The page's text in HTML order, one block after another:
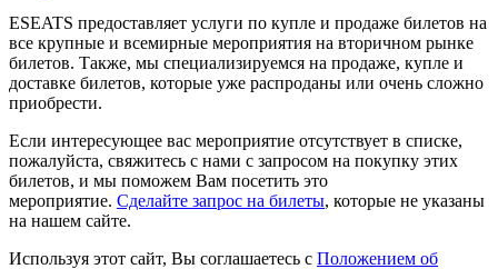
ESEATS предоставляет услуги по купле и продаже билетов на
все крупные и всемирные мероприятия на вторичном рынке
билетов. Также, мы специализируемся на продаже, купле и
доставке билетов, которые уже распроданы или очень сложно
приобрести.
Если интересующее вас мероприятие отсутствует в списке,
пожалуйста, свяжитесь с нами с запросом на покупку этих
билетов, и мы поможем Вам посетить это
мероприятие. Cделайте запрос на билеты, которые не указаны
на нашем сайте.
Используя этот сайт, Вы соглашаетесь с Положением об